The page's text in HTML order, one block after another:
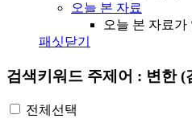
오늘 본 자료
오늘 본 자료가
패싯닫기
검색키워드 주제어 : 변한(
전체선택